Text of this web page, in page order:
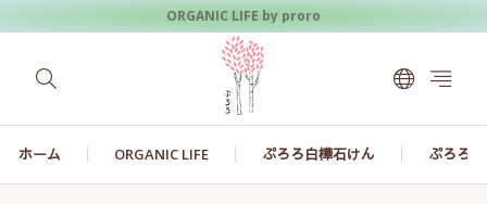
ORGANIC LIFE by proro
ホーム ORGANIC LIFE ぷろろ白樺石けん ぷろろ